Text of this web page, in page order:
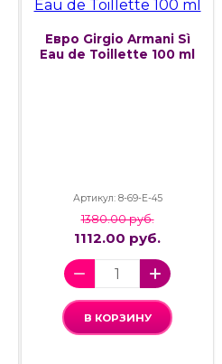
Евро Girgio Armani Sì
Eau de Toillette 100 ml
Артикул: 8-69-E-45
1380.00 руб.
1112.00 руб.
В КОРЗИНУ